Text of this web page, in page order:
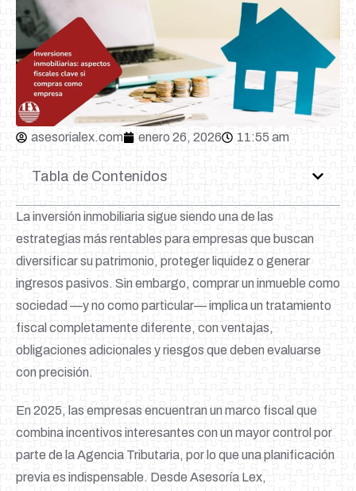
asesorialex.com enero 26, 2026 11:55 am
Tabla de Contenidos
La inversión inmobiliaria sigue siendo una de las
estrategias más rentables para empresas que buscan
diversificar su patrimonio, proteger liquidez o generar
ingresos pasivos. Sin embargo, comprar un inmueble como
sociedad —y no como particular— implica un tratamiento
fiscal completamente diferente, con ventajas,
obligaciones adicionales y riesgos que deben evaluarse
con precisión.
En 2025, las empresas encuentran un marco fiscal que
combina incentivos interesantes con un mayor control por
parte de la Agencia Tributaria, por lo que una planificación
previa es indispensable. Desde Asesoría Lex,